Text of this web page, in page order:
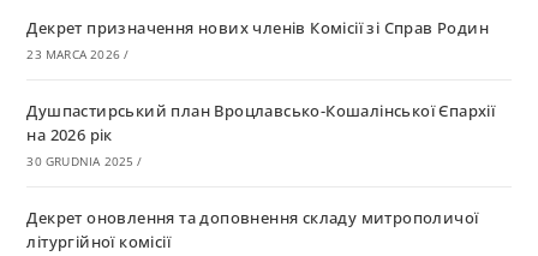
Декрет призначення нових членів Комісії зі Справ Родин
23 MARCA 2026 /
Душпастирський план Вроцлавсько-Кошалінської Єпархії
на 2026 рік
30 GRUDNIA 2025 /
Декрет оновлення та доповнення складу митрополичої
літургійної комісії